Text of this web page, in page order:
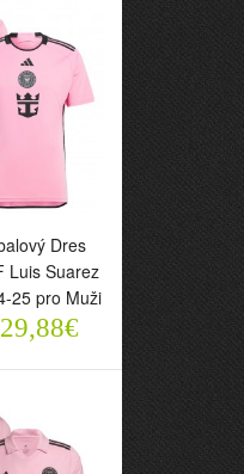
Dres
Luis Suarez
25 pro
Dres
Luis Suarez
25 pro Muži
29,88€